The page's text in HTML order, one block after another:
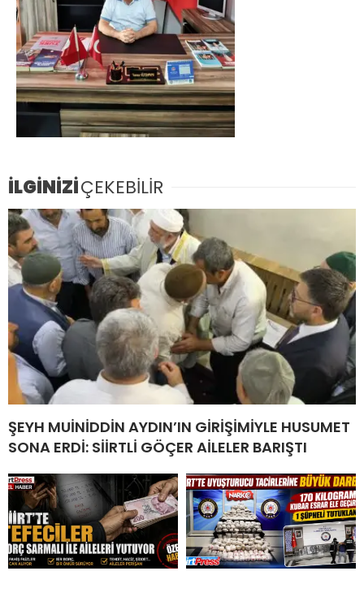
İLGİNİZİÇEKEBİLİR
ŞEYH MUİNİDDİN AYDIN’IN GİRİŞİMİYLE HUSUMET
SONA ERDİ: SİİRTLİ GÖÇER AİLELER BARIŞTI